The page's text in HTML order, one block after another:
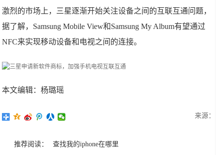
激烈的市场上，三星逐渐开始关注设备之间的互联互通问题，
据了解，Samsung Mobile View和Samsung My Album有望通过
NFC来实现移动设备和电视之间的连接。
本文编辑：杨璐瑶
来源：
推荐阅读： 查找我的iphone在哪里